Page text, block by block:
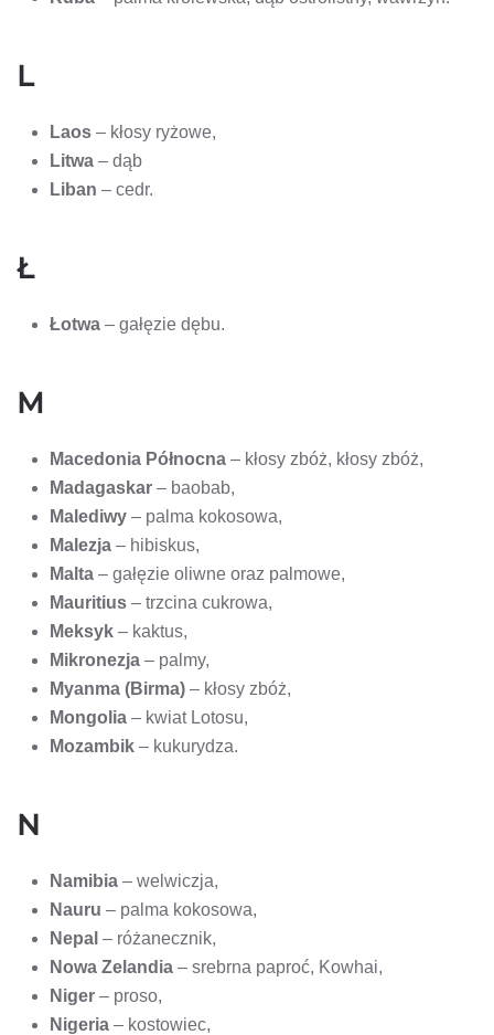
L
Laos – kłosy ryżowe,
Litwa – dąb
Liban – cedr.
Ł
Łotwa – gałęzie dębu.
M
Macedonia Północna – kłosy zbóż, kłosy zbóż,
Madagaskar – baobab,
Malediwy – palma kokosowa,
Malezja – hibiskus,
Malta – gałęzie oliwne oraz palmowe,
Mauritius – trzcina cukrowa,
Meksyk – kaktus,
Mikronezja – palmy,
Myanma (Birma) – kłosy zbóż,
Mongolia – kwiat Lotosu,
Mozambik – kukurydza.
N
Namibia – welwiczja,
Nauru – palma kokosowa,
Nepal – różanecznik,
Nowa Zelandia – srebrna paproć, Kowhai,
Niger – proso,
Nigeria – kostowiec,